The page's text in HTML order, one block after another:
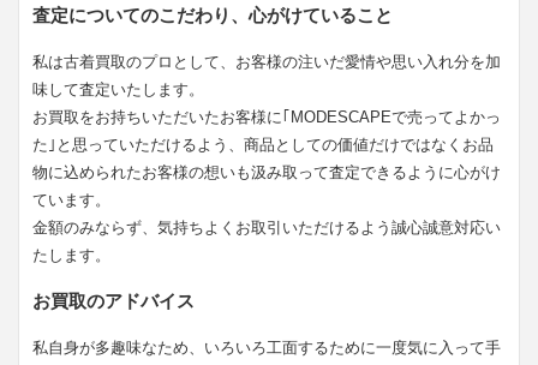
査定についてのこだわり、心がけていること
私は古着買取のプロとして、お客様の注いだ愛情や思い入れ分を加
味して査定いたします。
お買取をお持ちいただいたお客様に｢MODESCAPEで売ってよかっ
た｣と思っていただけるよう、商品としての価値だけではなくお品
物に込められたお客様の想いも汲み取って査定できるように心がけ
ています。
金額のみならず、気持ちよくお取引いただけるよう誠心誠意対応い
たします。
お買取のアドバイス
私自身が多趣味なため、いろいろ工面するために一度気に入って手